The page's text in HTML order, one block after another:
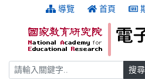
跳到主要內容 導覽 首頁
搜尋 搜尋